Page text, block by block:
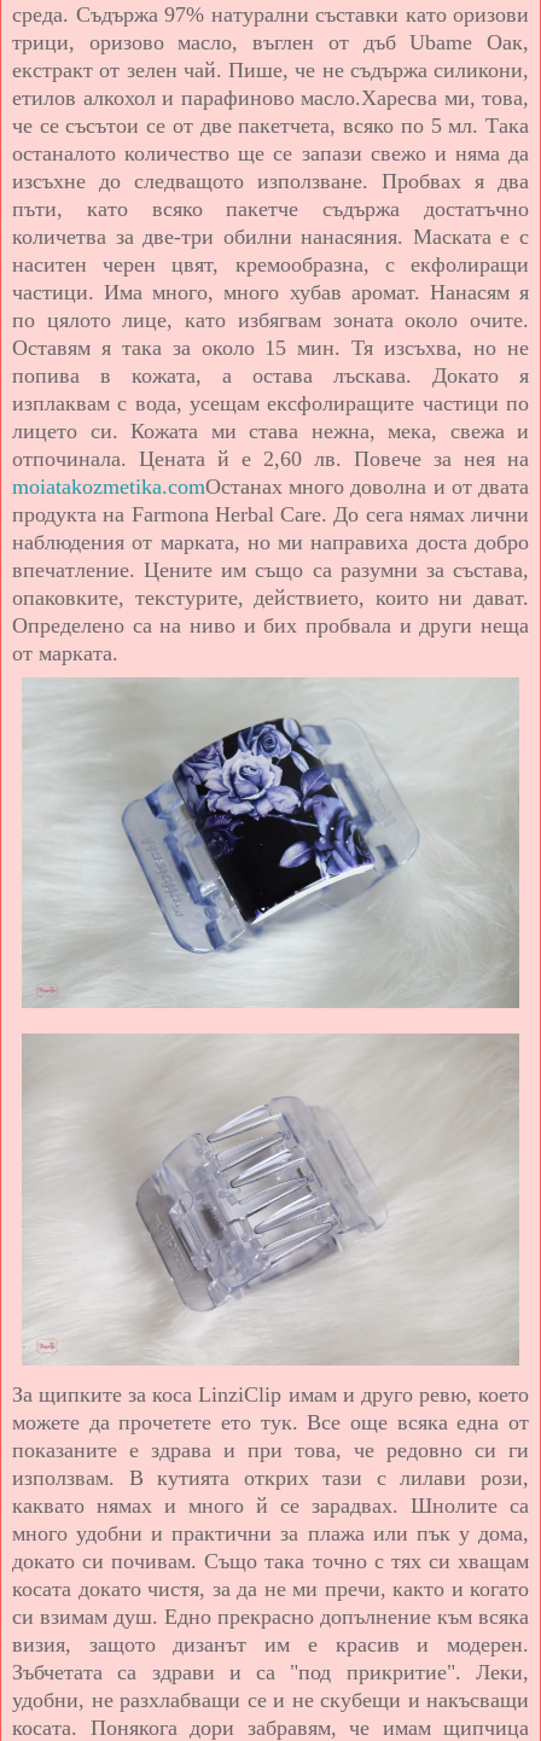
среда. Съдържа 97% натурални съставки като оризови
трици, оризово масло, въглен от дъб Ubame Оак,
екстракт от зелен чай. Пише, че не съдържа силикони,
етилов алкохол и парафиново масло.Харесва ми, това,
че се съсътои се от две пакетчета, всяко по 5 мл. Така
останалото количество ще се запази свежо и няма да
изсъхне до следващото използване. Пробвах я два
пъти, като всяко пакетче съдържа достатъчно
количетва за две-три обилни нанасяния. Маската е с
наситен черен цвят, кремообразна, с екфолиращи
частици. Има много, много хубав аромат. Нанасям я
по цялото лице, като избягвам зоната около очите.
Оставям я така за около 15 мин. Тя изсъхва, но не
попива в кожата, а остава лъскава. Докато я
изплаквам с вода, усещам ексфолиращите частици по
лицето си. Кожата ми става нежна, мека, свежа и
отпочинала. Цената й е 2,60 лв. Повече за нея на
moiatakozmetika.comОстанах много доволна и от двата
продукта на Farmona Hеrbal Care. До сега нямах лични
наблюдения от марката, но ми направиха доста добро
впечатление. Цените им също са разумни за състава,
опаковките, текстурите, действието, които ни дават.
Определено са на ниво и бих пробвала и други неща
от марката.
За щипките за коса LinziClip имам и друго ревю, което
можете да прочетете ето тук. Все още всяка една от
показаните е здрава и при това, че редовно си ги
използвам. В кутията открих тази с лилави рози,
каквато нямах и много й се зарадвах. Шнолите са
много удобни и практични за плажа или пък у дома,
докато си почивам. Също така точно с тях си хващам
косата докато чистя, за да не ми пречи, както и когато
си взимам душ. Едно прекрасно допълнение към всяка
визия, защото дизанът им е красив и модерен.
Зъбчетата са здрави и са "под прикритие". Леки,
удобни, не разхлабващи се и не скубещи и накъсващи
косата. Понякога дори забравям, че имам щипчица